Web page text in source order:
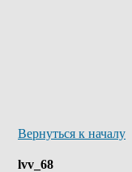
Вернуться к началу
lvv_68